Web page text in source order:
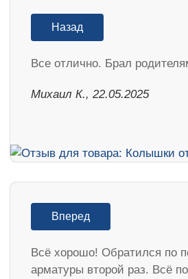
Назад
Все отлично. Брал
Михаил К., 22.05.2025
Вперед
Всё хорошо! Обратился по
арматуры второй раз. Всё